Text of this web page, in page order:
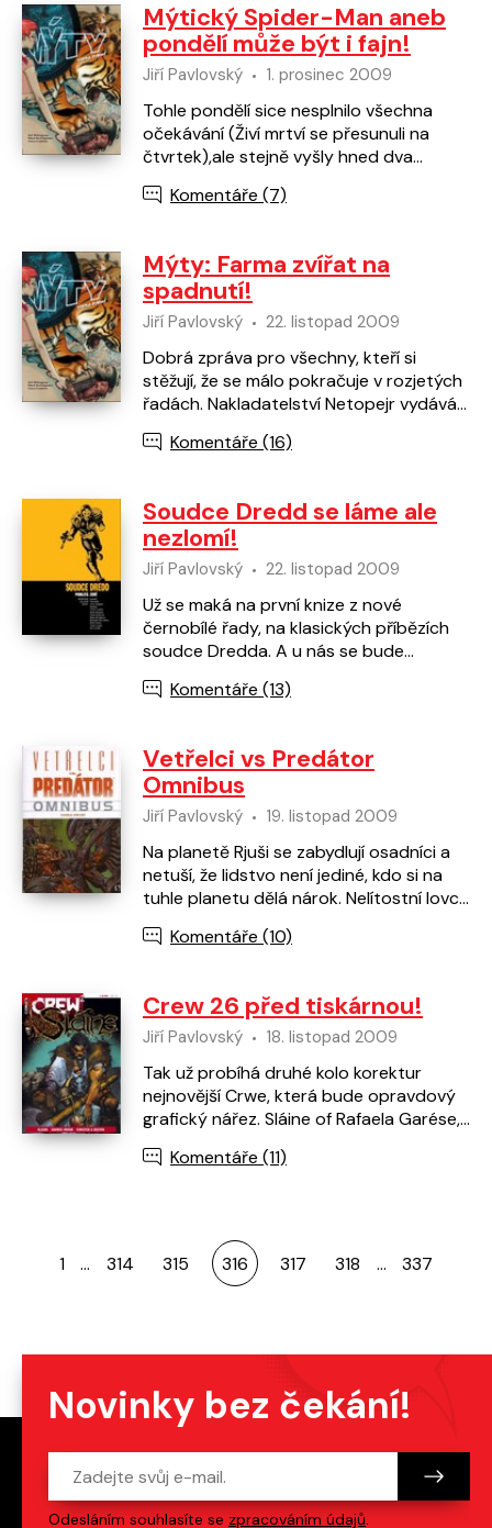
Mýtický Spider-Man aneb
pondělí může být i fajn!
Jiří Pavlovský 1. prosinec 2009
Tohle pondělí sice nesplnilo všechna
očekávání (Živí mrtví se přesunuli na
čtvrtek),ale stejně vyšly hned dva
Man: Kravenův…
Komentáře (7)
Mýty: Farma zvířat na
spadnutí!
Jiří Pavlovský 22. listopad 2009
Dobrá zpráva pro všechny, kteří si
stěžují, že se málo pokračuje v rozjetých
řadách. Nakladatelství Netopejr vydává
emigrovavší…
Komentáře (16)
Soudce Dredd se láme ale
nezlomí!
Jiří Pavlovský 22. listopad 2009
Už se maká na první knize z nové
černobílé řady, na klasických příbězích
soudce Dredda. A u nás se bude
ságami! Začínáme epickým příběh…
Komentáře (13)
Vetřelci vs Predátor
Omnibus
Jiří Pavlovský 19. listopad 2009
Na planetě Rjuši se zabydlují osadníci a
netuší, že lidstvo není jediné, kdo si na
tuhle planetu dělá nárok. Nelítostní lovci
vražednému…
Komentáře (10)
Crew 26 před tiskárnou!
Jiří Pavlovský 18. listopad 2009
Tak už probíhá druhé kolo korektur
nejnovější Crwe, která bude opravdový
grafický nářez. Sláine of Rafaela Garése,
Jocka a další…
Komentáře (11)
1 … 314 315 316 317 318 … 337
Novinky bez čekání!
Odesláním souhlasíte se zpracováním údajů.